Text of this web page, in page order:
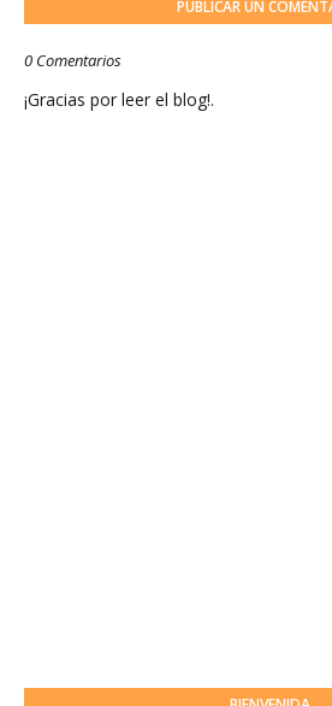
PUBLICAR UN
0 Comentarios
¡Gracias por leer el blog!.